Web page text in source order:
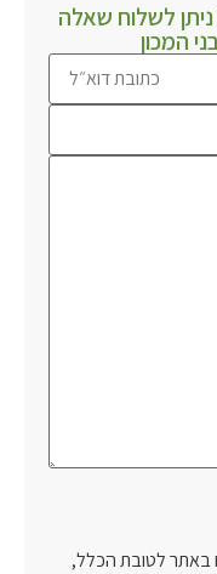
לשלוח שאלה
המכון
לטובת הכלל,